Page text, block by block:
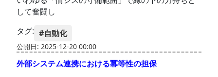
して奮闘し
タグ: #自動化
公開日: 2025-12-20 00:00
外部システム連携における冪等性の担保